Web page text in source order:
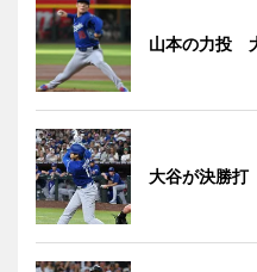
山本の力投
大谷が決勝